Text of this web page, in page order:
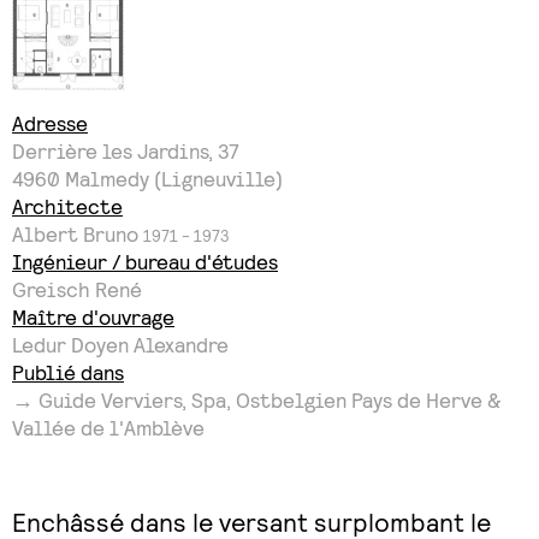
Adresse
Derrière les Jardins, 37
4960 Malmedy (Ligneuville)
Architecte
Albert Bruno 1971 - 1973
Ingénieur / bureau d'études
Greisch René
Maître d'ouvrage
Ledur Doyen Alexandre
Publié dans
→ Guide Verviers, Spa, Ostbelgien Pays de Herve &
Vallée de l'Amblève
Enchâssé dans le versant surplombant le